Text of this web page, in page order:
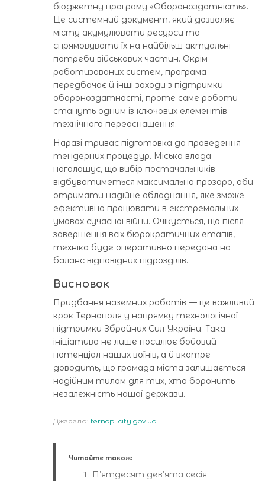
бюджетну програму «Обороноздатність».
Це системний документ, який дозволяє
місту акумулювати ресурси та
спрямовувати їх на найбільш актуальні
потреби військових частин. Окрім
роботизованих систем, програма
передбачає й інші заходи з підтримки
обороноздатності, проте саме роботи
стануть одним із ключових елементів
технічного переоснащення.
Наразі триває підготовка до проведення
тендерних процедур. Міська влада
наголошує, що вибір постачальників
відбуватиметься максимально прозоро, аби
отримати надійне обладнання, яке зможе
ефективно працювати в екстремальних
умовах сучасної війни. Очікується, що після
завершення всіх бюрократичних етапів,
техніка буде оперативно передана на
баланс відповідних підрозділів.
Висновок
Придбання наземних роботів — це важливий
крок Тернополя у напрямку технологічної
підтримки Збройних Сил України. Така
ініціатива не лише посилює бойовий
потенціал наших воїнів, а й вкотре
доводить, що громада міста залишається
надійним тилом для тих, хто боронить
незалежність нашої держави.
Джерело: ternopilcity.gov.ua
Читайте також:
П’ятдесят дев’ята сесія